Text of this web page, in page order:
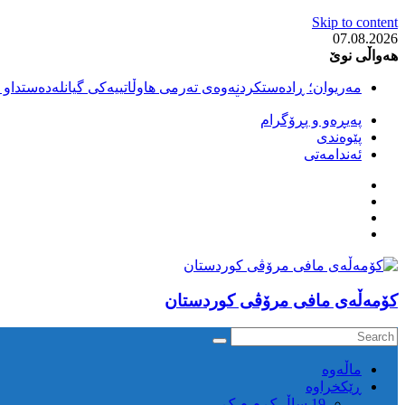
Skip to content
07.08.2026
هەواڵی نوێ
مەریوان؛ ڕادەستکردنەوەی تەرمی هاوڵاتییەکی
سەقز؛ دەسبەسەری دوو گەنج لەلایەن هێزە ئەمنییەکانی
کوژرانی هاوڵاتییەکی خەڵکی سەردەشت لە کاتی کۆڵبەری لە
مەریوان و ڕوانسەر؛ کوژرانی دوو هاوڵاتی لە کاتی
پەیڕەو و پڕۆگرام
پێوەندی
ئەندامەتی
كۆمه‌ڵه‌ی مافی مرۆڤی کوردستان
ماڵه‌وه‌
ڕێکخراوە